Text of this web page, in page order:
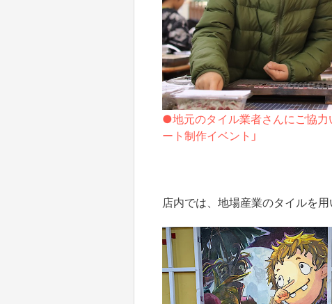
●地元のタイル業者さんにご協力
ート制作イベント」
店内では、地場産業のタイルを用